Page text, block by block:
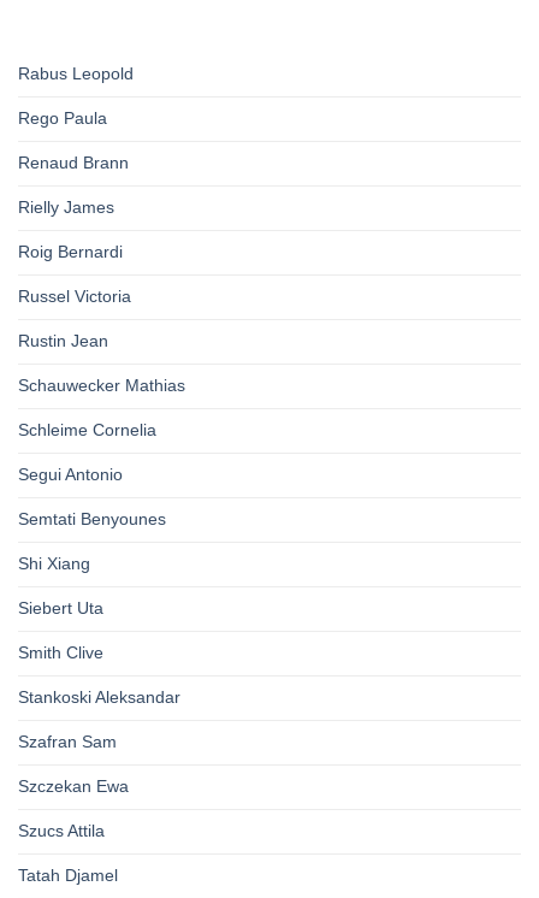
Rabus Leopold
Rego Paula
Renaud Brann
Rielly James
Roig Bernardi
Russel Victoria
Rustin Jean
Schauwecker Mathias
Schleime Cornelia
Segui Antonio
Semtati Benyounes
Shi Xiang
Siebert Uta
Smith Clive
Stankoski Aleksandar
Szafran Sam
Szczekan Ewa
Szucs Attila
Tatah Djamel